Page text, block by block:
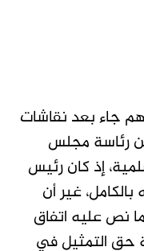
جاء بعد نقاشات
رئاسة مجلس
إذ كان رئيس
غير أن
نص عليه اتفاق
حق التمثيل في